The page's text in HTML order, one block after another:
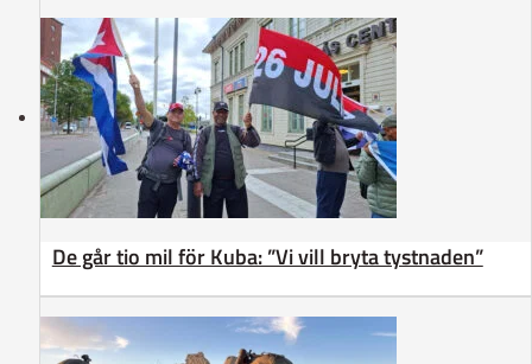
De går tio mil för Kuba: ”Vi vill bryta tystnaden”